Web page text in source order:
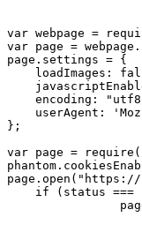
var webpage =
var page =
page.settings = {
loadImages:
encoding:
userAgent:
};
var page =
if (status ===